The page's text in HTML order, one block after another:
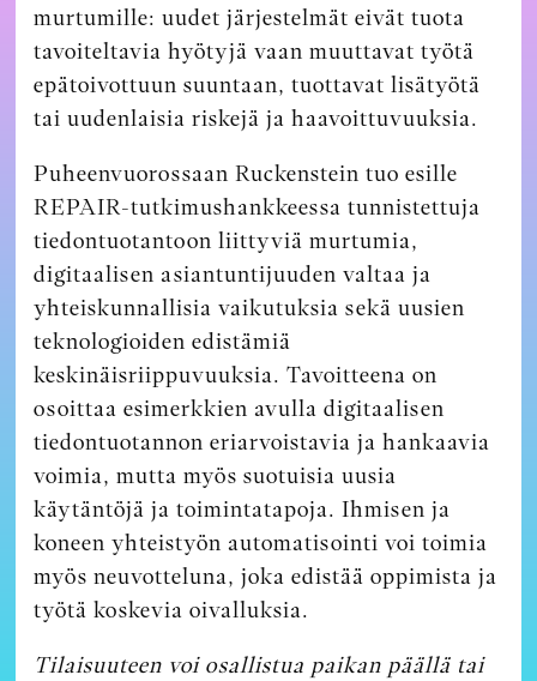
murtumille: uudet järjestelmät eivät tuota
tavoiteltavia hyötyjä vaan muuttavat työtä
epätoivottuun suuntaan, tuottavat lisätyötä
tai uudenlaisia riskejä ja haavoittuvuuksia.
Puheenvuorossaan Ruckenstein tuo esille
REPAIR-tutkimushankkeessa tunnistettuja
tiedontuotantoon liittyviä murtumia,
digitaalisen asiantuntijuuden valtaa ja
yhteiskunnallisia vaikutuksia sekä uusien
teknologioiden edistämiä
keskinäisriippuvuuksia. Tavoitteena on
osoittaa esimerkkien avulla digitaalisen
tiedontuotannon eriarvoistavia ja hankaavia
voimia, mutta myös suotuisia uusia
käytäntöjä ja toimintatapoja. Ihmisen ja
koneen yhteistyön automatisointi voi toimia
myös neuvotteluna, joka edistää oppimista ja
työtä koskevia oivalluksia.
Tilaisuuteen voi osallistua paikan päällä tai